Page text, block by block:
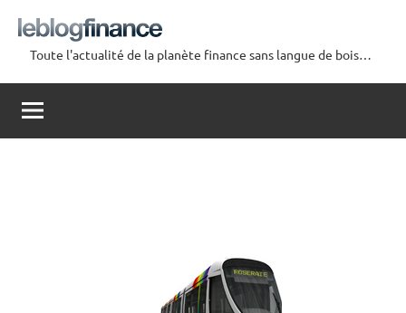
contenu
Le
Blog
Finance
Toute l'actualité de la planète finance sans langue de bois…